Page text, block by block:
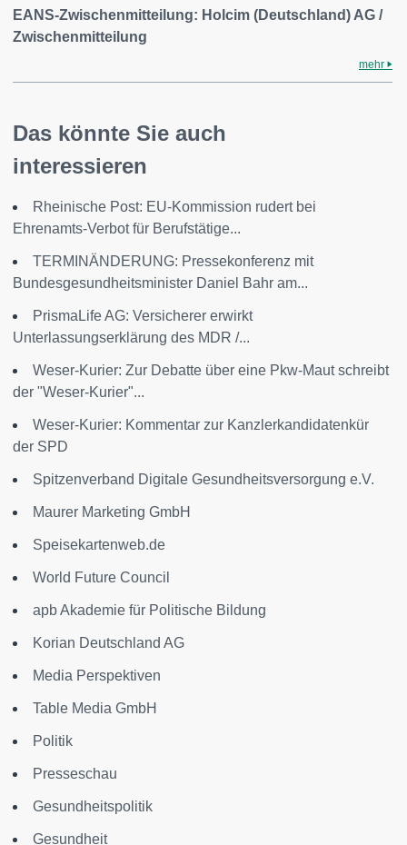
EANS-Zwischenmitteilung: Holcim (Deutschland) AG /
Zwischenmitteilung
mehr
Das könnte Sie auch
interessieren
Rheinische Post: EU-Kommission rudert bei
Ehrenamts-Verbot für Berufstätige...
TERMINÄNDERUNG: Pressekonferenz mit
Bundesgesundheitsminister Daniel Bahr am...
PrismaLife AG: Versicherer erwirkt
Unterlassungserklärung des MDR /...
Weser-Kurier: Zur Debatte über eine Pkw-Maut schreibt
der "Weser-Kurier"...
Weser-Kurier: Kommentar zur Kanzlerkandidatenkür
der SPD
Spitzenverband Digitale Gesundheitsversorgung e.V.
Maurer Marketing GmbH
Speisekartenweb.de
World Future Council
apb Akademie für Politische Bildung
Korian Deutschland AG
Media Perspektiven
Table Media GmbH
Politik
Presseschau
Gesundheitspolitik
Gesundheit